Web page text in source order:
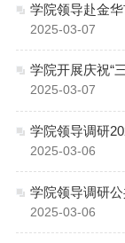
学院领导赴金
2025-03-07
学院开展庆祝“
2025-03-07
学院领导调研
2025-03-06
学院领导调研
2025-03-06